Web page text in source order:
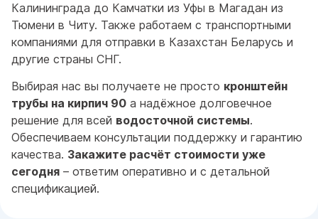
Калининграда до Камчатки из Уфы в Магадан из
Тюмени в Читу. Также работаем с транспортными
компаниями для отправки в Казахстан Беларусь и
другие страны СНГ.
Выбирая нас вы получаете не просто кронштейн
трубы на кирпич 90 а надёжное долговечное
решение для всей водосточной системы.
Обеспечиваем консультации поддержку и гарантию
качества. Закажите расчёт стоимости уже
сегодня – ответим оперативно и с детальной
спецификацией.